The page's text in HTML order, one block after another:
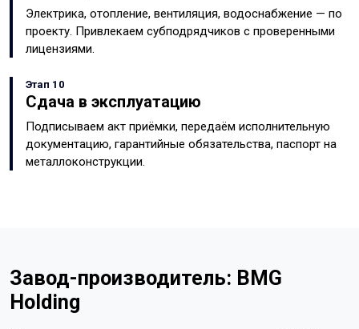
Электрика, отопление, вентиляция, водоснабжение — по
проекту. Привлекаем субподрядчиков с проверенными
лицензиями.
Этап 10
Сдача в эксплуатацию
Подписываем акт приёмки, передаём исполнительную
документацию, гарантийные обязательства, паспорт на
металлоконструкции.
Завод-производитель: BMG
Holding